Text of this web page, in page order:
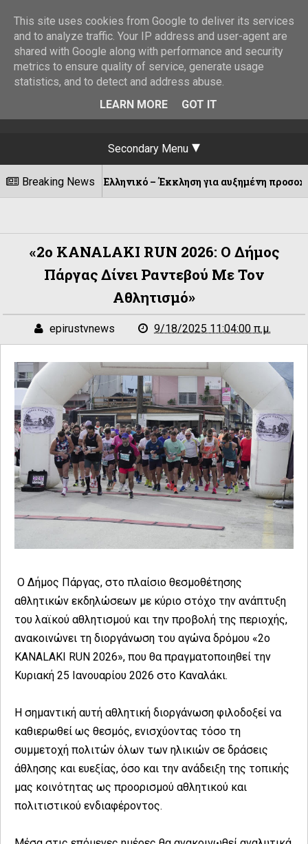
Secondary Menu
Breaking News
στο Ελληνικό – Έκκληση για αυξημένη προσοχή
«2ο KANALAKI RUN 2026: Ο Δήμος
Πάργας Δίνει Ραντεβού Με Τον
Αθλητισμό»
epirustvnews 9/18/2025 11:04:00 π.μ.
Ο Δήμος Πάργας, στο πλαίσιο θεσμοθέτησης
αθλητικών εκδηλώσεων με κύριο στόχο την ανάπτυξη
του λαϊκού αθλητισμού και την προβολή της περιοχής,
ανακοινώνει τη διοργάνωση του αγώνα δρόμου «2ο
KANALAKI RUN 2026», που θα πραγματοποιηθεί την
Κυριακή 25 Ιανουαρίου 2026 στο Καναλάκι.
Η σημαντική αυτή αθλητική διοργάνωση φιλοδοξεί να
καθιερωθεί ως θεσμός, ενισχύοντας τόσο τη
συμμετοχή πολιτών όλων των ηλικιών σε δράσεις
άθλησης και ευεξίας, όσο και την ανάδειξη της τοπικής
μας κοινότητας ως προορισμού αθλητικού και
πολιτιστικού ενδιαφέροντος.
This site uses cookies from Google to deliver its services
and to analyze traffic. Your IP address and user-agent are
shared with Google along with performance and security
metrics to ensure quality of service, generate usage
statistics, and to detect and address abuse.
LEARN MORE
GOT IT